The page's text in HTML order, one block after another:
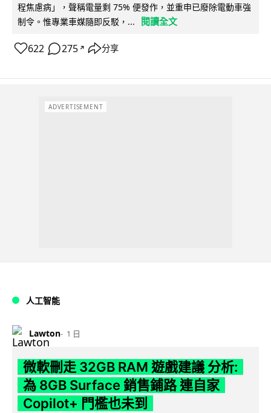
程焦慮病」，聲稱電量剩 75% 便發作，並重申已廢除電動車強
制令。惟專業車媒隨即反駁，...
閱讀全文
622 275 ↗ 分享
ADVERTISEMENT
人工智能
Lawton 1 日
微軟刪走 32GB RAM 遊戲建議 分析:
為 8GB Surface 銷售鋪路 連自家
Copilot+ 門檻也未到